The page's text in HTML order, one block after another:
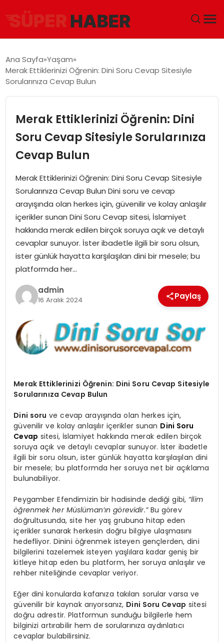
GÜNDEM
EKONOMI
MAGAZIN
SAĞLIK
SIYASET
SPOR
TEKNOLOJI
Ana Sayfa Yaşam
Merak Ettiklerinizi Öğrenin: Dini Soru Cevap Sitesiyle
Sorularınıza Cevap Bulun
Merak Ettiklerinizi Öğrenin: Dini
Soru Cevap Sitesiyle Sorularınıza
Cevap Bulun
Merak Ettiklerinizi Öğrenin: Dini Soru Cevap Sitesiyle
Sorularınıza Cevap Bulun Dini soru ve cevap
arayışında olan herkes için, güvenilir ve kolay anlaşılır
içerikler sunan Dini Soru Cevap sitesi, İslamiyet
hakkında merak edilen birçok soruya açık ve detaylı
cevaplar sunuyor. İster ibadetle ilgili bir soru olsun,
ister günlük hayatta karşılaşılan dini bir mesele; bu
platformda her…
admin
16 Aralık 2024 Paylaş
Merak Ettiklerinizi Öğrenin: Dini Soru Cevap Sitesiyle
Sorularınıza Cevap Bulun
Dini soru ve cevap arayışında olan herkes için,
güvenilir ve kolay anlaşılır içerikler sunan Dini Soru
Cevap sitesi, İslamiyet hakkında merak edilen birçok
soruya açık ve detaylı cevaplar sunuyor. İster ibadetle
ilgili bir soru olsun, ister günlük hayatta karşılaşılan dini
bir mesele; bu platformda her soruya net bir açıklama
bulunabiliyor.
Peygamber Efendimizin bir hadisinde dediği gibi, “İlim
öğrenmek her Müslüman’ın görevidir.”Bu görev
doğrultusunda, site her yaş grubuna hitap eden
içerikler sunarak herkesin doğru bilgiye ulaşmasını
hedefliyor. Dinini öğrenmek isteyen gençlerden, dini
bilgilerini tazelemek isteyen yaşlılara kadar geniş bir
kitleye hitap eden bu platform, her soruya anlaşılır ve
rehber niteliğinde cevaplar veriyor.
Eğer dini konularda kafanıza takılan sorular varsa ve
güvenilir bir kaynak arıyorsanız, Dini Soru Cevap sitesi
doğru adrestir. Platformun sunduğu bilgilerle hem
bilginizi artırabilir hem de sorularınıza aydınlatıcı
cevaplar bulabilirsiniz.